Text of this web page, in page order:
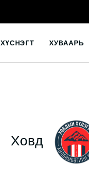
ХҮСНЭГТ ХУВААРЬ
Ховд